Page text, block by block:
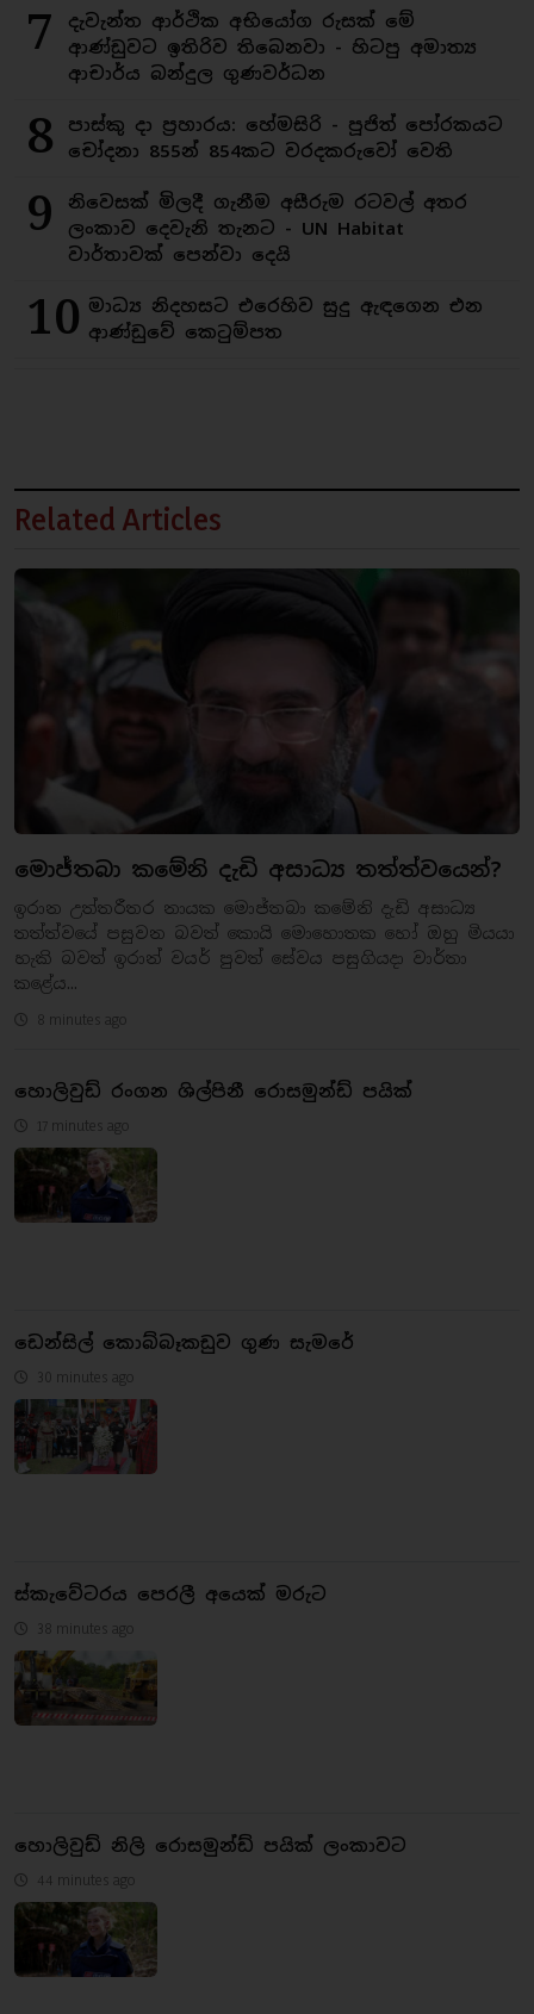
7
දැවැන්ත ආර්ථික අභියෝග රුසක් මේ
ආණ්ඩුවට ඉතිරිව තිබෙනවා - හිටපු අමාත්‍ය
ආචාර්ය බන්දුල ගුණවර්ධන
8
පාස්කු දා ප්‍රහාරය: හේමසිරි - පූජිත් පෝරකයට
චෝදනා 855න් 854කට වරදකරුවෝ වෙති
9
නිවෙසක් මිලදී ගැනීම අසීරුම රටවල් අතර
ලංකාව දෙවැනි තැනට - UN Habitat
වාර්තාවක් පෙන්වා දෙයි
10 මාධ්‍ය නිදහසට එරෙහිව සුදු ඇඳගෙන එන
ආණ්ඩුවේ කෙටුම්පත
Related Articles
මොජ්තබා කමේනි දැඩි අසාධ්‍ය තත්ත්වයෙන්?
ඉරාන උත්තරීතර නායක මොජ්තබා කමේනි දැඩි අසාධ්‍ය
තත්ත්වයේ පසුවන බවත් කොයි මොහොතක හෝ ඔහු මියයා
හැකි බවත් ඉරාන් වයර් පුවත් සේවය පසුගියදා වාර්තා
කළේය...
8 minutes ago
හොලිවුඩ් රංගන ශිල්පිනී රොසමුන්ඩ් පයික්
17 minutes ago
ඩෙන්සිල් කොබ්බෑකඩුව ගුණ සැමරේ
30 minutes ago
ස්කැවේටරය පෙරලී අයෙක් මරුට
38 minutes ago
හොලිවුඩ් නිලි රොසමුන්ඩ් පයික් ලංකාවට
44 minutes ago